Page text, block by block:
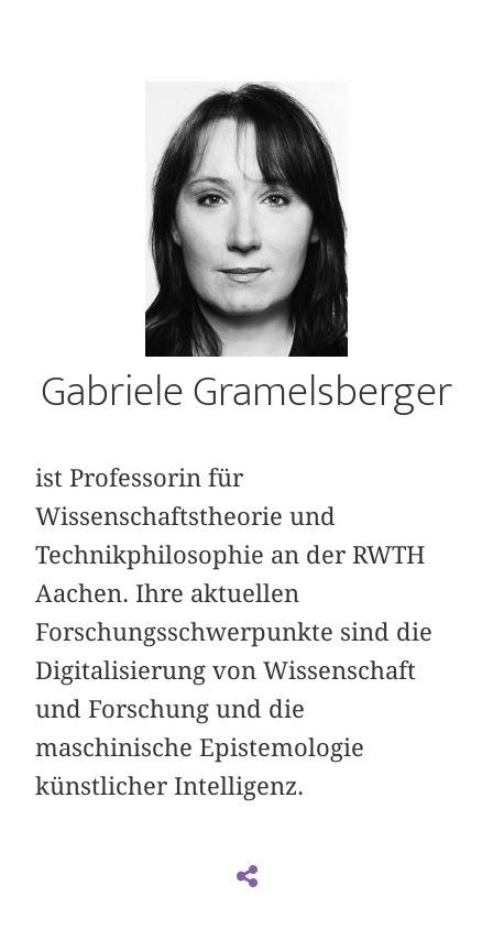
Gabriele Gramelsberger
ist Professorin für
Wissenschaftstheorie und
Technikphilosophie an der RWTH
Aachen. Ihre aktuellen
Forschungsschwerpunkte sind die
Digitalisierung von Wissenschaft
und Forschung und die
maschinische Epistemologie
künstlicher Intelligenz.